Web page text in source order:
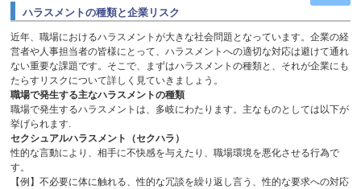
ハラスメントの種類と企業リスク
近年、職場におけるハラスメントが大きな社会問題となっています。企業の経
営者や人事担当者の皆様にとって、ハラスメントへの適切な対応は避けて通れ
ない重要な課題です。そこで、まずはハラスメントの種類と、それが企業にも
たらすリスクについて詳しく見ていきましょう。
職場で発生する主なハラスメントの種類
職場で発生するハラスメントは、多岐にわたります。主なものとしては以下が
挙げられます.
セクシュアルハラスメント（セクハラ）
性的な言動により、相手に不快感を与えたり、職場環境を悪化させる行為で
す。
【例】不必要に体に触れる、性的な冗談を繰り返し言う、性的な要求への対応